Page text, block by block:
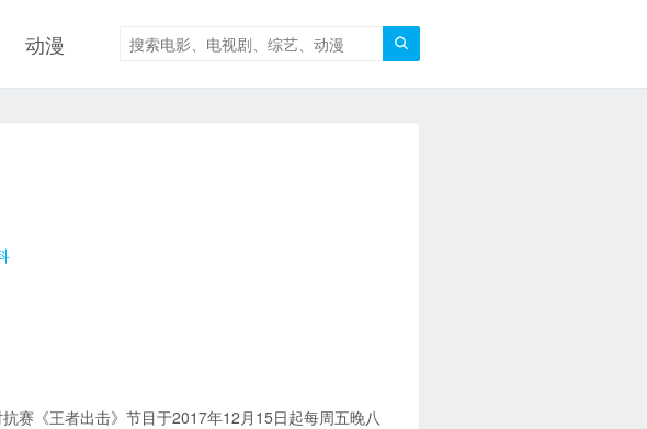

动漫
抗赛《王者出击》节目于2017年12月15日起每周五晚八